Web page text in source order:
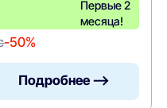
Первые 2
месяца!
-50%
Подробнее —>